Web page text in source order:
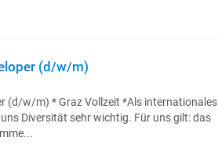
(d/w/m)
(d/w/m) * Graz Vollzeit *Als internationales
Diversität sehr wichtig. Für uns gilt: das